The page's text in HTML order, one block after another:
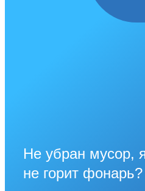
Не убран мусор,
не горит фонарь?